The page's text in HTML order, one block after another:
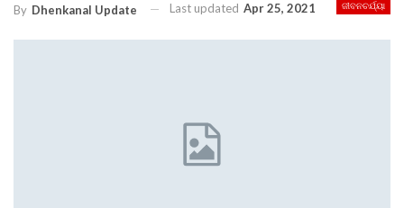
ଜୀବନଚର୍ଯ୍ୟା
By Dhenkanal Update Last updated Apr 25, 2021